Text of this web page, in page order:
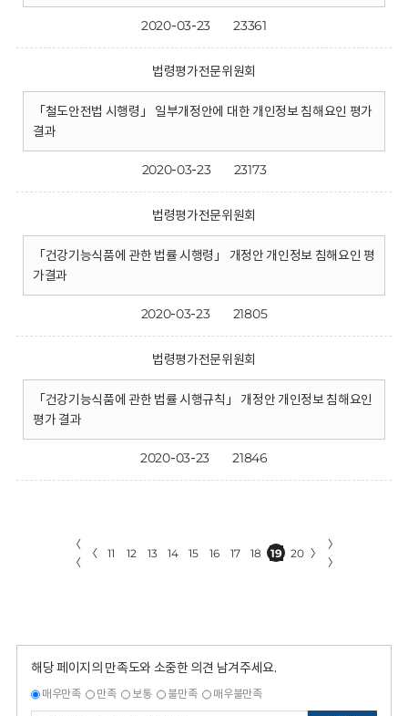
2020-03-23 23361
법령평가전문위원회
「철도안전법 시행령」 일부개정안에 대한 개인정보 침해요인 평가
결과
2020-03-23 23173
법령평가전문위원회
「건강기능식품에 관한 법률 시행령」 개정안 개인정보 침해요인 평
가결과
2020-03-23 21805
법령평가전문위원회
「건강기능식품에 관한 법률 시행규칙」 개정안 개인정보 침해요인
평가 결과
2020-03-23 21846
〈
〈
〈 11 12 13 14 15 16 17 18 19 20 〉
〉
〉
해당 페이지의 만족도와 소중한 의견 남겨주세요.
매우만족 만족 보통 불만족 매우불만족